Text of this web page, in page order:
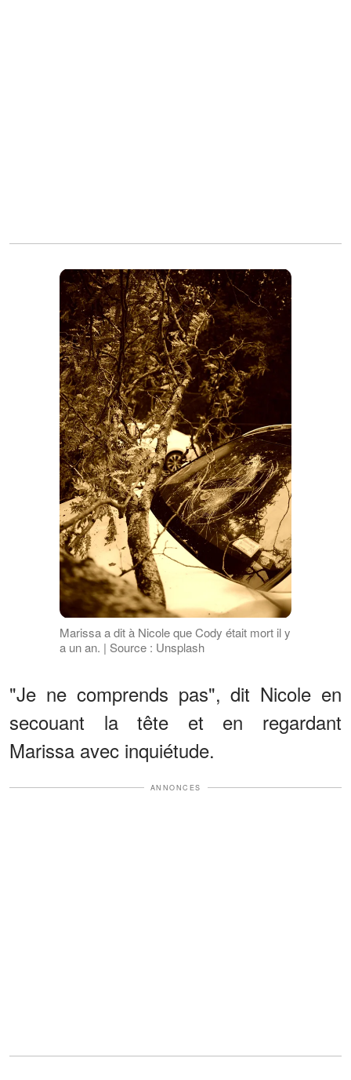
Marissa a dit à Nicole que Cody était mort il y
a un an. | Source : Unsplash
"Je ne comprends pas", dit Nicole en
secouant la tête et en regardant
Marissa avec inquiétude.
ANNONCES